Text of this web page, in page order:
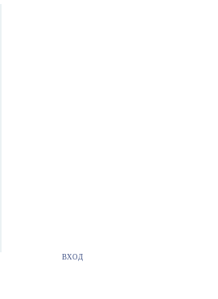
ВХОД